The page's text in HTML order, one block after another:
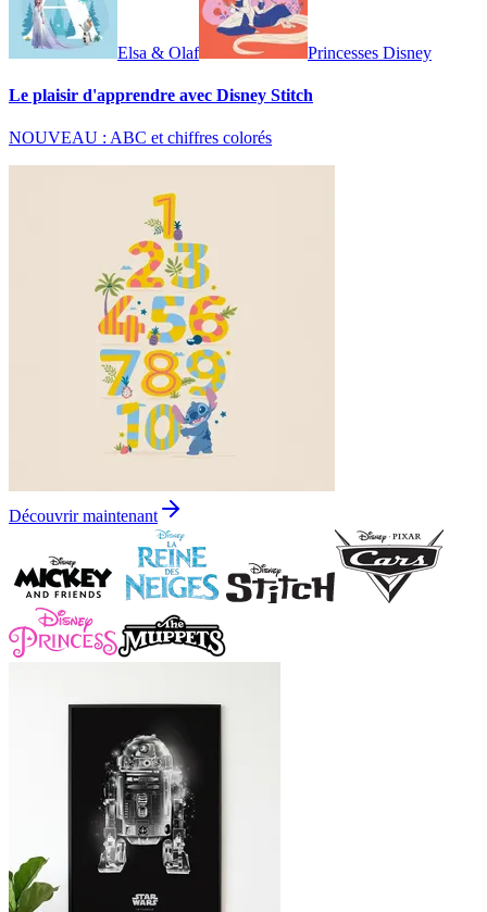
Elsa & Olaf Princesses Disney
Le plaisir d'apprendre avec Disney Stitch
NOUVEAU : ABC et chiffres colorés
Découvrir maintenant